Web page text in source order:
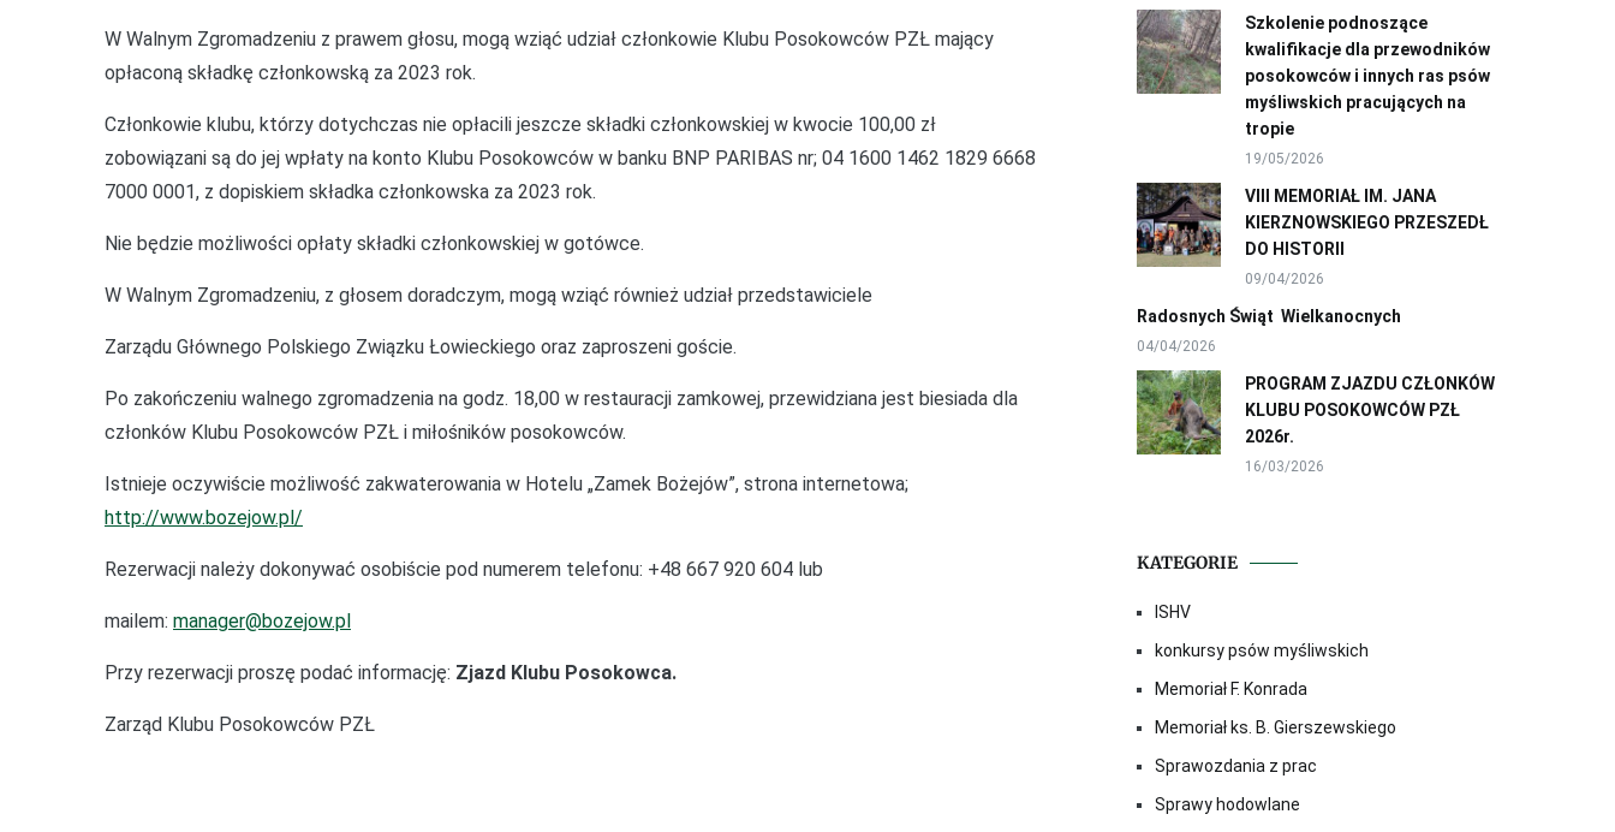
W Walnym Zgromadzeniu z prawem głosu, mogą wziąć udział członkowie Klubu Posokowców PZŁ mający
opłaconą składkę członkowską za 2023 rok.
Członkowie klubu, którzy dotychczas nie opłacili jeszcze składki członkowskiej w kwocie 100,00 zł
zobowiązani są do jej wpłaty na konto Klubu Posokowców w banku BNP PARIBAS nr; 04 1600 1462 1829 6668
7000 0001, z dopiskiem składka członkowska za 2023 rok.
Nie będzie możliwości opłaty składki członkowskiej w gotówce.
W Walnym Zgromadzeniu, z głosem doradczym, mogą wziąć również udział przedstawiciele
Zarządu Głównego Polskiego Związku Łowieckiego oraz zaproszeni goście.
Po zakończeniu walnego zgromadzenia na godz. 18,00 w restauracji zamkowej, przewidziana jest biesiada dla
członków Klubu Posokowców PZŁ i miłośników posokowców.
Istnieje oczywiście możliwość zakwaterowania w Hotelu „Zamek Bożejów”, strona internetowa;
http://www.bozejow.pl/
Rezerwacji należy dokonywać osobiście pod numerem telefonu: +48 667 920 604 lub
mailem: manager@bozejow.pl
Przy rezerwacji proszę podać informację: Zjazd Klubu Posokowca.
Zarząd Klubu Posokowców PZŁ
Szkolenie podnoszące
kwalifikacje dla przewodników
posokowców i innych ras psów
myśliwskich pracujących na
tropie
19/05/2026
VIII MEMORIAŁ IM. JANA
KIERZNOWSKIEGO PRZESZEDŁ
DO HISTORII
09/04/2026
Radosnych Świąt Wielkanocnych
04/04/2026
PROGRAM ZJAZDU CZŁONKÓW
KLUBU POSOKOWCÓW PZŁ
2026r.
16/03/2026
KATEGORIE
ISHV
konkursy psów myśliwskich
Memoriał F. Konrada
Memoriał ks. B. Gierszewskiego
Sprawozdania z prac
Sprawy hodowlane